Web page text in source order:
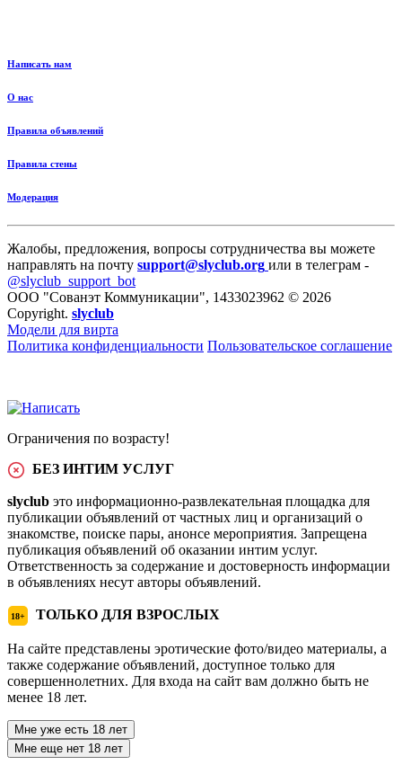
Написать нам
О нас
Правила объявлений
Правила стены
Модерация
Жалобы, предложения, вопросы сотрудничества вы можете
направлять на почту support@slyclub.org или в телеграм -
@slyclub_support_bot
ООО "Сованэт Коммуникации", 1433023962 © 2026
Copyright. slyclub
Модели для вирта
Политика конфиденциальности Пользовательское соглашение
Ограничения по возрасту!
БЕЗ ИНТИМ УСЛУГ
slyclub это информационно-развлекательная площадка для
публикации объявлений от частных лиц и организаций о
знакомстве, поиске пары, анонсе мероприятия. Запрещена
публикация объявлений об оказании интим услуг.
Ответственность за содержание и достоверность информации
в объявлениях несут авторы объявлений.
18+ ТОЛЬКО ДЛЯ ВЗРОСЛЫХ
На сайте представлены эротические фото/видео материалы, а
также содержание объявлений, доступное только для
совершеннолетних. Для входа на сайт вам должно быть не
менее 18 лет.
Мне уже есть 18 лет
Мне еще нет 18 лет